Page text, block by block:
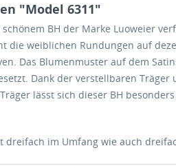
"Model 6311"
schönem BH der Marke Luoweier
die weiblichen Rundungen auf
Das Blumenmuster auf dem
Dank der verstellbaren
lässt sich dieser BH
dreifach im Umfang wie auch